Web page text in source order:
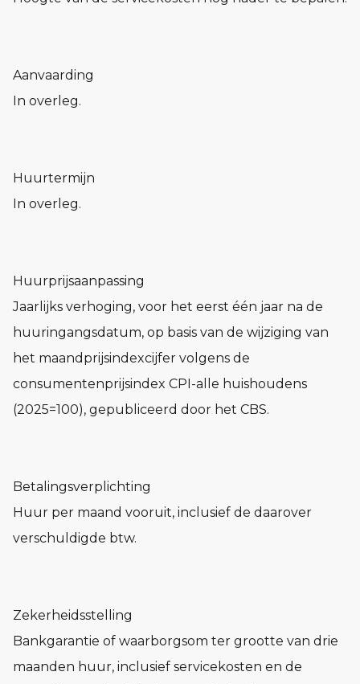
Aanvaarding
In overleg.
Huurtermijn
In overleg.
Huurprijsaanpassing
Jaarlijks verhoging, voor het eerst één jaar na de
huuringangsdatum, op basis van de wijziging van
het maandprijsindexcijfer volgens de
consumentenprijsindex CPI-alle huishoudens
(2025=100), gepubliceerd door het CBS.
Betalingsverplichting
Huur per maand vooruit, inclusief de daarover
verschuldigde btw.
Zekerheidsstelling
Bankgarantie of waarborgsom ter grootte van drie
maanden huur, inclusief servicekosten en de